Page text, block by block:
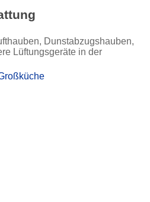
Dunstabzugshauben,
Lüftungsgeräte in der